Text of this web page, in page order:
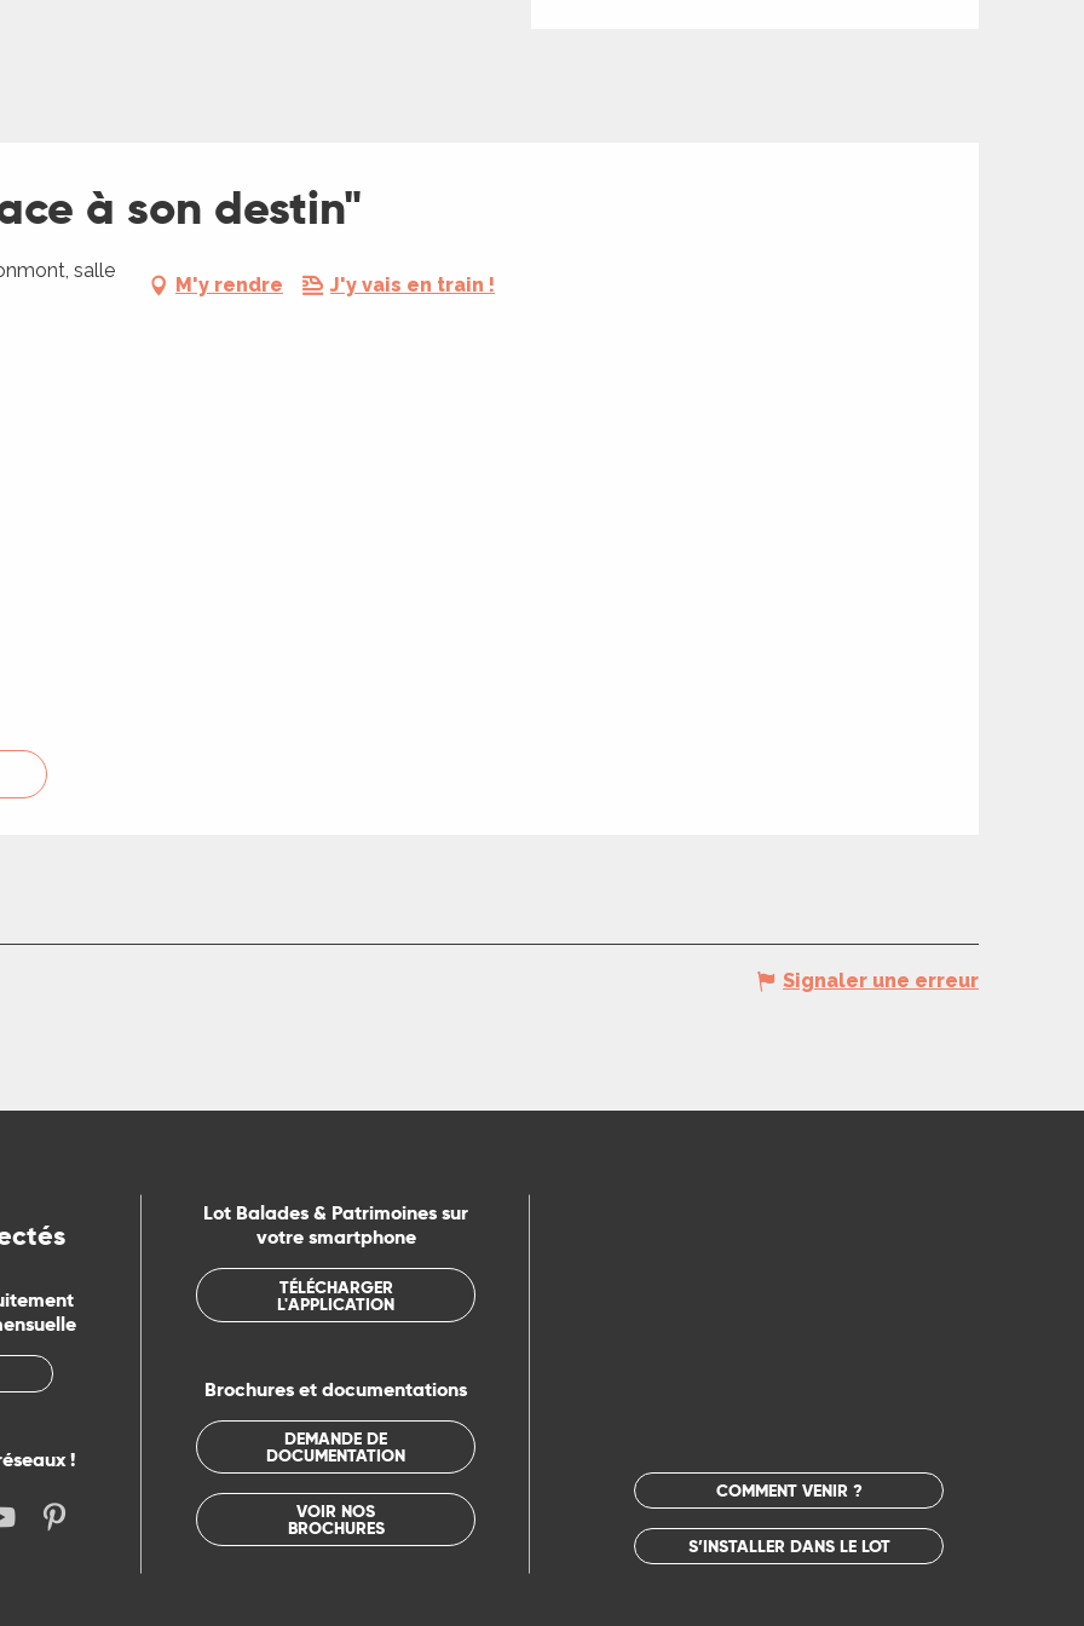
à son destin"
salle
M'y rendre J'y vais en train !
Signaler une erreur
!
Lot Balades & Patrimoines sur
votre smartphone
TÉLÉCHARGER
L'APPLICATION
Brochures et documentations
DEMANDE DE
DOCUMENTATION
VOIR NOS
BROCHURES
COMMENT VENIR ?
S’INSTALLER DANS LE LOT